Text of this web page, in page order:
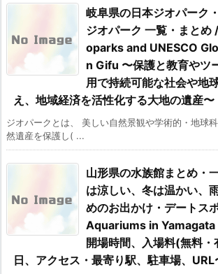
岐阜県の日本ジオパーク
ジオパーク 一覧・まと
oparks and UNESCO
n Gifu 〜保護と教育やツ
用で持続可能な社会や地
え、地域経済を活性化する大地の遺産〜
ジオパークとは、 美しい自然景観や学術的・地球
然遺産を保護し( ...
山形県の水族館まとめ・
は涼しい、冬は温かい、
めのお出かけ・デートス
Aquariums in Yamagata
開場時間、入場料(無料
日、アクセス・最寄り駅、駐車場、URL